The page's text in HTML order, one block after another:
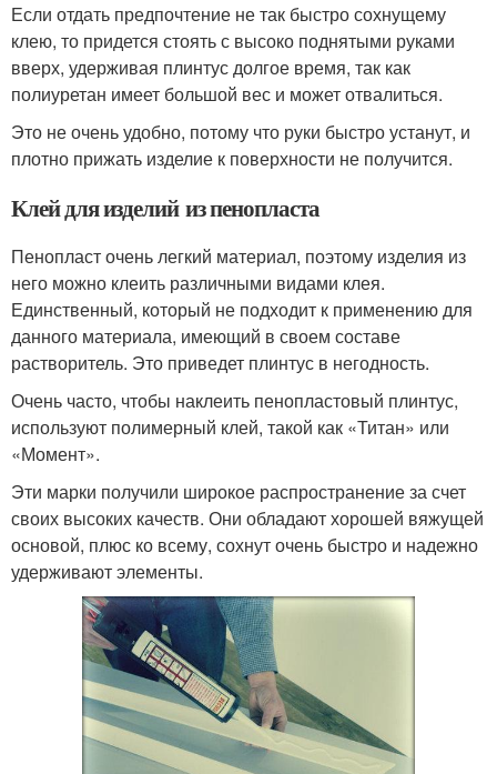
Если отдать предпочтение не так быстро сохнущему
клею, то придется стоять с высоко поднятыми руками
вверх, удерживая плинтус долгое время, так как
полиуретан имеет большой вес и может отвалиться.
Это не очень удобно, потому что руки быстро устанут, и
плотно прижать изделие к поверхности не получится.
Клей для изделий из пенопласта
Пенопласт очень легкий материал, поэтому изделия из
него можно клеить различными видами клея.
Единственный, который не подходит к применению для
данного материала, имеющий в своем составе
растворитель. Это приведет плинтус в негодность.
Очень часто, чтобы наклеить пенопластовый плинтус,
используют полимерный клей, такой как «Титан» или
«Момент».
Эти марки получили широкое распространение за счет
своих высоких качеств. Они обладают хорошей вяжущей
основой, плюс ко всему, сохнут очень быстро и надежно
удерживают элементы.